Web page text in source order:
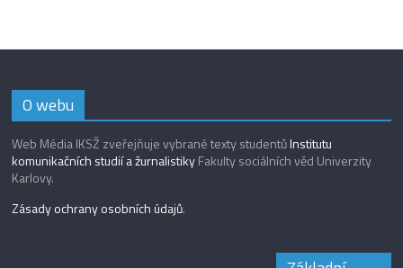
O webu
Web Média IKSŽ zveřejňuje vybrané texty studentůInstitutu
komunikačních studií a žurnalistikyFakulty sociálních věd Univerzity
Karlovy.
Zásady ochrany osobních údajů.